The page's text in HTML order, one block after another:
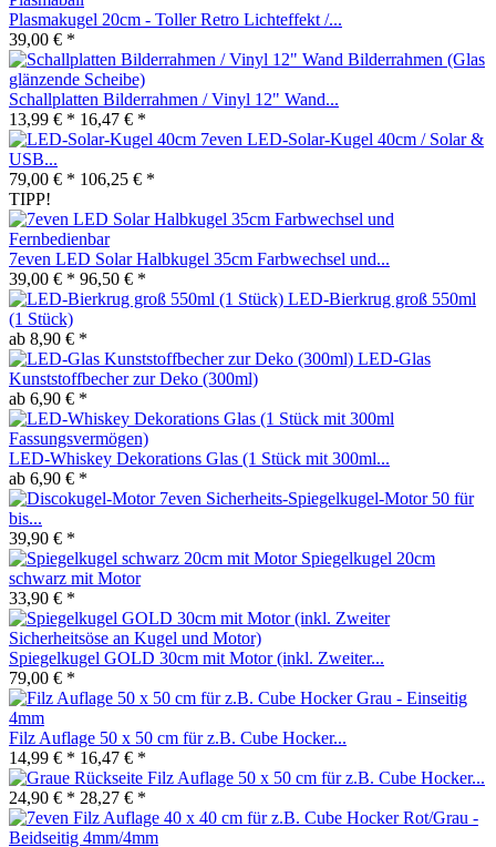
Plasmakugel 20cm - Toller Retro Lichteffekt /...
39,00 € *
Schallplatten Bilderrahmen / Vinyl 12" Wand...
13,99 € * 16,47 € *
7even LED-Solar-Kugel 40cm / Solar &
USB...
79,00 € * 106,25 € *
TIPP!
7even LED Solar Halbkugel 35cm Farbwechsel und...
39,00 € * 96,50 € *
LED-Bierkrug groß 550ml
(1 Stück)
ab 8,90 € *
LED-Glas
Kunststoffbecher zur Deko (300ml)
ab 6,90 € *
LED-Whiskey Dekorations Glas (1 Stück mit 300ml...
ab 6,90 € *
7even Sicherheits-Spiegelkugel-Motor 50 für
bis...
39,90 € *
Spiegelkugel 20cm
schwarz mit Motor
33,90 € *
Spiegelkugel GOLD 30cm mit Motor (inkl. Zweiter...
79,00 € *
Filz Auflage 50 x 50 cm für z.B. Cube Hocker...
14,99 € * 16,47 € *
Filz Auflage 50 x 50 cm für z.B. Cube Hocker...
24,90 € * 28,27 € *